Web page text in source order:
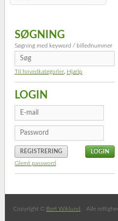
SØGNING
Søgning med keyword / billednummer
Til hovedkategorier Hjælp
LOGIN
REGISTRERING
Glemt password
Copyright © Bert Wiklund . Alle